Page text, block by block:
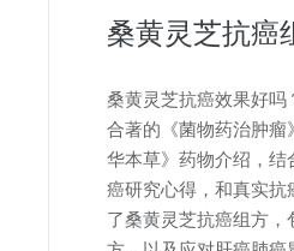
桑黄灵芝抗癌
桑黄灵芝抗癌效果好吗
合著的《菌物药治肿瘤
华本草》药物介绍，结
癌研究心得，和真实抗
了桑黄灵芝抗癌组方，